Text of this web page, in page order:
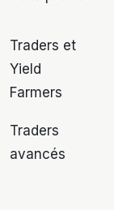
Traders et
Yield
Farmers
Traders
avancés